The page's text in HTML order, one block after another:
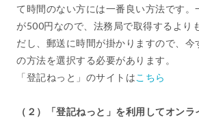
て時間のない方には一番良い方法です。
が500円なので、法務局で取得するより
だし、郵送に時間が掛かりますので、今
の方法を選択する必要があります。
「登記ねっと」のサイトはこちら
（２） 「登記ねっと」を利用してオンラ